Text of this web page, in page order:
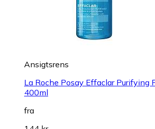
Ansigtsrens
La Roche Posay Effaclar Purifying
400ml
fra